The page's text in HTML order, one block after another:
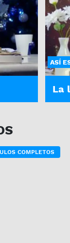
ASÍ
La
COMPLETOS